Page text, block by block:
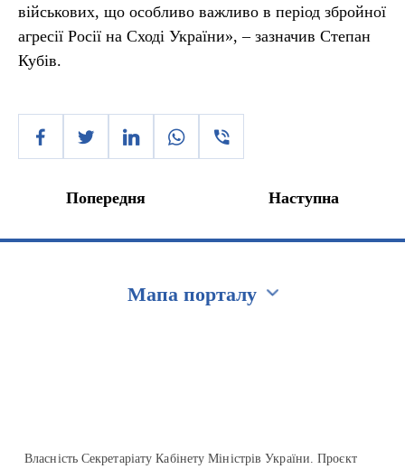
військових, що особливо важливо в період збройної
агресії Росії на Сході України», – зазначив Степан
Кубів.
Попередня Наступна
Мапа порталу
Власність Секретаріату Кабінету Міністрів України. Проєкт